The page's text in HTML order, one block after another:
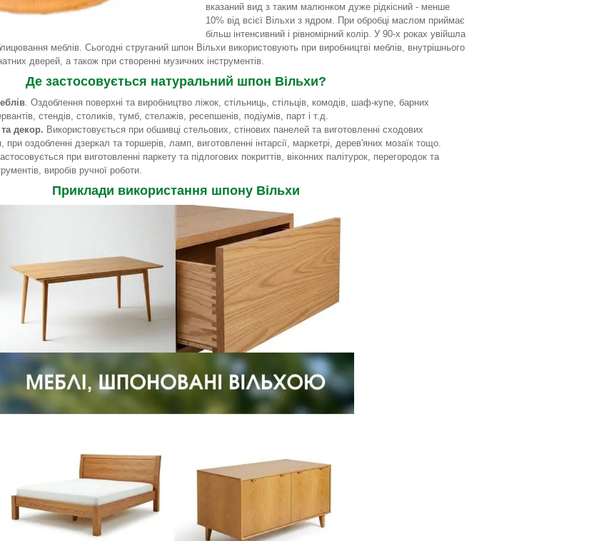
вказаний вид з таким малюнком дуже рідкісний - менше
10% від всієї Вільхи з ядром. При обробці маслом приймає
більш інтенсивний і рівномірний колір. У 90-х роках увійшла
меблів. Сьогодні струганий шпон Вільхи використовують при виробництві меблів, внутрішнього
дверей, а також при створенні музичних інструментів.
Де застосовується натуральний шпон Вільхи?
. Оздоблення поверхні та виробництво ліжок, стільниць, стільців, комодів, шаф-купе, барних
стендів, столиків, тумб, стелажів, ресепшенів, подіумів, парт і т.д.
декор. Використовується при обшивці стельових, стінових панелей та виготовленні сходових
при оздобленні дзеркал та торшерів, ламп, виготовленні інтарсії, маркетрі, дерев'яних мозаїк тощо.
при виготовленні паркету та підлогових покриттів, віконних палітурок, перегородок та
виробів ручної роботи.
Приклади використання шпону Вільхи